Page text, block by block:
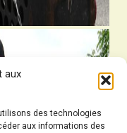
aux
des technologies
aux informations des